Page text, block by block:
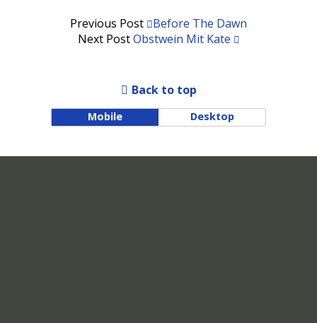
Previous Post
Before The Dawn
Next PostObstwein Mit Kate
Back to top
Mobile Desktop